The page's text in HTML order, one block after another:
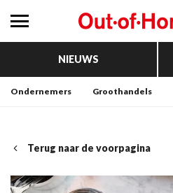
NIEUWS
Ondernemers Groothandels
Terug naar de voorpagina